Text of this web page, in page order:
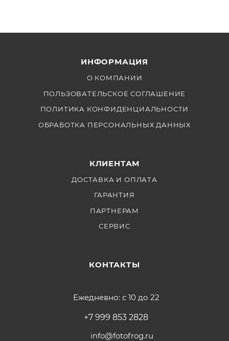
ИНФОРМАЦИЯ
О КОМПАНИИ
ПОЛЬЗОВАТЕЛЬСКОЕ СОГЛАШЕНИЕ
ПОЛИТИКА КОНФИДЕНЦИАЛЬНОСТИ
ОБРАБОТКА ПЕРСОНАЛЬНЫХ ДАННЫХ
КЛИЕНТАМ
ДОСТАВКА И ОПЛАТА
ГАРАНТИЯ
ПАРТНЕРАМ
СЕРВИС
КОНТАКТЫ
Ежедневно: с 10 до 22
+7 999 853 2828
info@fotofrog.ru